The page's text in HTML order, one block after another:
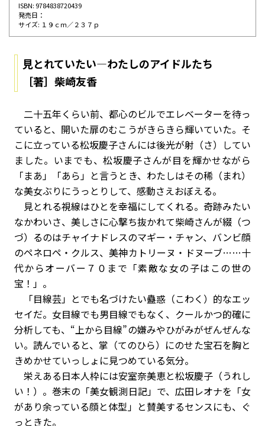
ISBN: 9784838720439
発売⽇：
サイズ: １９ｃｍ／２３７ｐ
見とれていたい―わたしのアイドルたち
［著］柴崎友香
二十五年くらい前、都心のビルでエレベーターを待っ
ていると、開いた扉のむこうがきらきら輝いていた。そ
こに立っている松坂慶子さんには後光が射（さ）してい
ました。いまでも、松坂慶子さんが目を輝かせながら
「まあ」「あら」と言うとき、わたしはその稀（まれ）
な美女ぶりにうっとりして、感動さえおぼえる。
見とれる視線はひとを幸福にしてくれる。奇跡みたい
なかわいさ、美しさに心撃ち抜かれて柴崎さんが綴（つ
づ）るのはチャイナドレスのマギー・チャン、バンビ顔
のペネロペ・クルス、美神カトリーヌ・ドヌーブ……十
代からオーバー７０まで「素敵な女の子はこの世の
宝！」。
「目線芸」とでも名づけたい蠱惑（こわく）的なエッ
セイだ。女目線でも男目線でもなく、クールかつ的確に
分析しても、“上から目線”の嫌みやひがみがぜんぜんな
い。読んでいると、掌（てのひら）にのせた宝石を胸と
きめかせていっしょに見つめている気分。
栄えある日本人枠には安室奈美恵と松坂慶子（うれし
い！）。巻末の「美女観測日記」で、広田レオナを「女
があり余っている顔と体型」と賛美するセンスにも、ぐ
っときた。